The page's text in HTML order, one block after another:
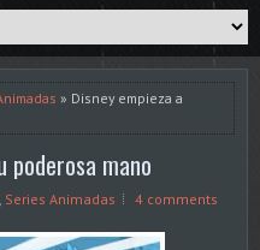
» Disney empieza a
poderosa mano
, Series Animadas 4 comments